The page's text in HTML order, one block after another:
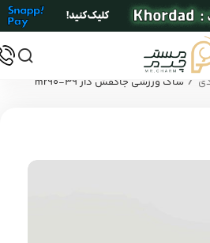
/ ساک ورزشی جاکفش دار mr90-39